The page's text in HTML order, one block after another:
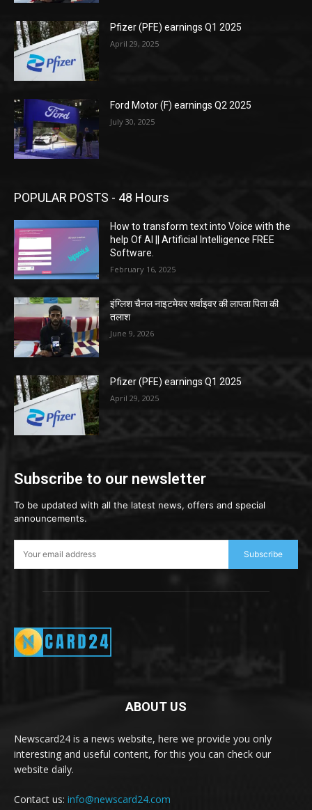
Pfizer (PFE) earnings Q1 2025
April 29, 2025
Ford Motor (F) earnings Q2 2025
July 30, 2025
POPULAR POSTS - 48 Hours
How to transform text into Voice with the
help Of AI || Artificial Intelligence FREE
Software.
February 16, 2025
इंग्लिश चैनल नाइटमेयर सर्वाइवर की लापता पिता की
तलाश
June 9, 2026
Pfizer (PFE) earnings Q1 2025
April 29, 2025
Subscribe to our newsletter
To be updated with all the latest news, offers and special
announcements.
Subscribe
ABOUT US
Newscard24 is a news website, here we provide you only
interesting and useful content, for this you can check our
website daily.
Contact us: info@newscard24.com